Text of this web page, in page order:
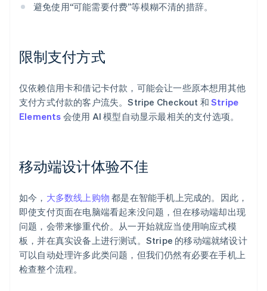
避免使用“可能需要付费”等模糊不清的措辞。
限制支付方式
仅依赖信用卡和借记卡付款，可能会让一些原本想用其他
支付方式付款的客户流失。Stripe Checkout 和 Stripe
Elements 会使用 AI 模型自动显示最相关的支付选项。
移动端设计体验不佳
如今， 大多数线上购物 都是在智能手机上完成的。因此，
即使支付页面在电脑端看起来没问题，但在移动端却出现
问题，会带来惨重代价。从一开始就应当使用响应式模
板，并在真实设备上进行测试。Stripe 的移动端就绪设计
可以自动处理许多此类问题，但我们仍然有必要在手机上
检查整个流程。